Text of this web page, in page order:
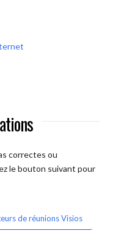
correctes ou
le bouton suivant pour
de réunions Visios